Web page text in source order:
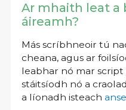
Ar mhaith leat a
áireamh?
Más scríbhneoir tú
cheana, agus ar
leabhar nó mar
stáitsíodh nó a
a líonadh isteach